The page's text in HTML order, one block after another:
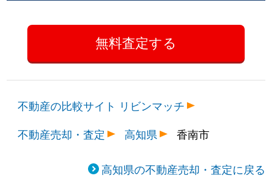
不動産の比較サイト リビンマッチ
不動産売却・査定
高知県 香南市
高知県の不動産売却・査定に戻る